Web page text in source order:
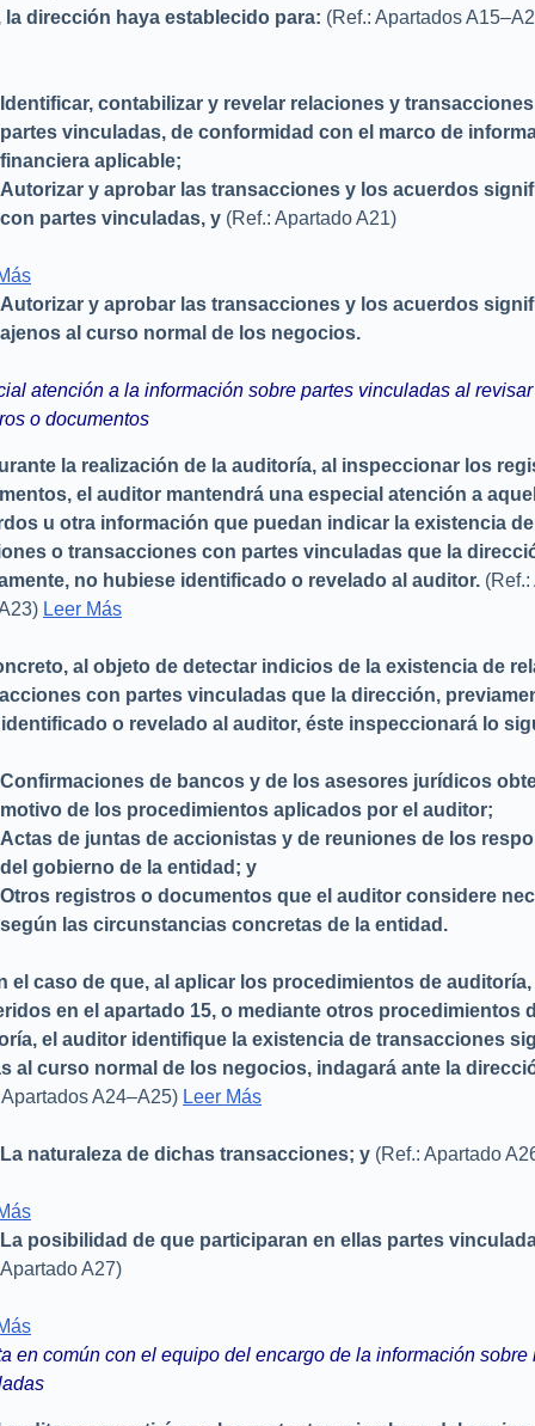
la dirección haya establecido para: (Ref.: Apartados
Identificar, contabilizar y revelar relaciones y
partes vinculadas, de conformidad con el marco de
financiera aplicable;
Autorizar y aprobar las transacciones y los acuerdos
con partes vinculadas, y (Ref.: Apartado A21)
Autorizar y aprobar las transacciones y los acuerdos
ajenos al curso normal de los negocios.
atención a la información sobre partes vinculadas al
o documentos
la realización de la auditoría, al inspeccionar los
el auditor mantendrá una especial atención a
u otra información que puedan indicar la existencia de
o transacciones con partes vinculadas que la
no hubiese identificado o revelado al auditor.
Leer Más
al objeto de detectar indicios de la existencia de
con partes vinculadas que la dirección,
o revelado al auditor, éste inspeccionará lo
Confirmaciones de bancos y de los asesores jurídicos
motivo de los procedimientos aplicados por el auditor;
Actas de juntas de accionistas y de reuniones de los
del gobierno de la entidad; y
Otros registros o documentos que el auditor considere
según las circunstancias concretas de la entidad.
el caso de que, al aplicar los procedimientos de auditoría,
en el apartado 15, o mediante otros procedimientos
el auditor identifique la existencia de transacciones
al curso normal de los negocios, indagará ante la
A24–A25) Leer Más
La naturaleza de dichas transacciones; y (Ref.: Apartado
La posibilidad de que participaran en ellas partes
Apartado A27)
en común con el equipo del encargo de la información sobre